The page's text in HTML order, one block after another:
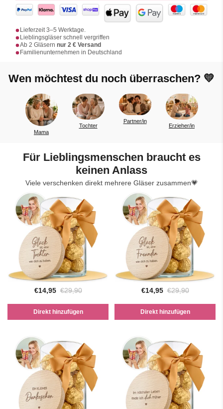
Lieferzeit 3–5 Werktage.
Lieblingsgläser schnell vergriffen
Ab 2 Gläsern nur 2 € Versand
Familienunternehmen in Deutschland
Wen möchtest du noch überraschen? 💛
Tochter
Partner/in
Erzieher/in Kollegen
Für Lieblingsmenschen braucht es
keinen Anlass
Viele verschenken direkt mehrere Gläser zusammen💗
€14,95 €29,90
Direkt hinzufügen
€14,95 €29,90
Direkt hinzufügen